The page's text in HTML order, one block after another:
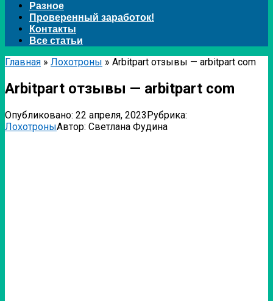
Разное
Проверенный заработок!
Контакты
Все статьи
Главная » Лохотроны » Arbitpart отзывы — arbitpart com
Arbitpart отзывы — arbitpart com
Опубликовано: 22 апреля, 2023Рубрика:
ЛохотроныАвтор: Светлана Фудина